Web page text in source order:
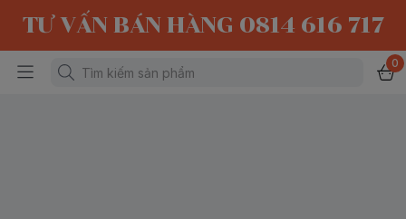
TƯ VẤN BÁN HÀNG 0814 616 717
0